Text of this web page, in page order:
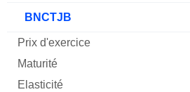
BNCTJB